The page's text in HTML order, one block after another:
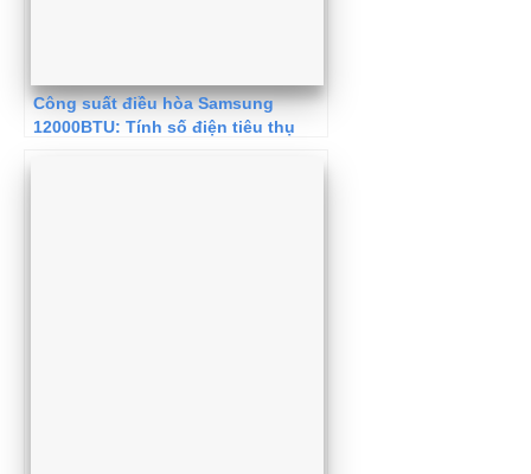
Công suất điều hòa Samsung
12000BTU: Tính số điện tiêu thụ